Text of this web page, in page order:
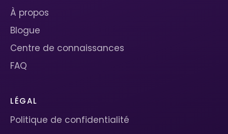
À propos
Blogue
Centre de connaissances
FAQ
LÉGAL
Politique de confidentialité